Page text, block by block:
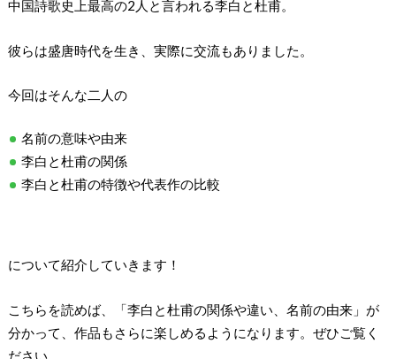
中国詩歌史上最高の2人と言われる李白と杜甫。
彼らは盛唐時代を生き、実際に交流もありました。
今回はそんな二人の
名前の意味や由来
李白と杜甫の関係
李白と杜甫の特徴や代表作の比較
について紹介していきます！
こちらを読めば、「李白と杜甫の関係や違い、名前の由来」が
分かって、作品もさらに楽しめるようになります。ぜひご覧く
ださい。